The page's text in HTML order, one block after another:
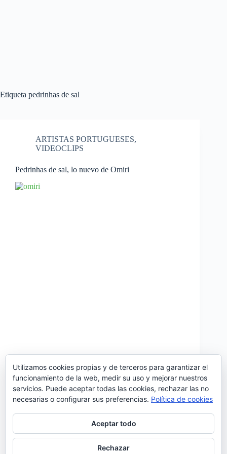
Etiqueta pedrinhas de sal
ARTISTAS PORTUGUESES,
VIDEOCLIPS
Pedrinhas de sal, lo nuevo de Omiri
‘Pedrinhas de Sal’ es otro viaje de Omiri por el
Patrimonio Cultural Inmaterial portugués,
alineándolo y transformándolo para hacerlo
permeable y receptivo a la cultura de hoy. La viola
Braguesa y la composición de Vasco Ribeiro Casais
se acompañan de…
Noemí Sánchez
30/01/2021
Utilizamos cookies propias y de terceros para garantizar el
funcionamiento de la web, medir su uso y mejorar nuestros
servicios. Puede aceptar todas las cookies, rechazar las no
necesarias o configurar sus preferencias. Política de cookies
Aceptar todo
Rechazar